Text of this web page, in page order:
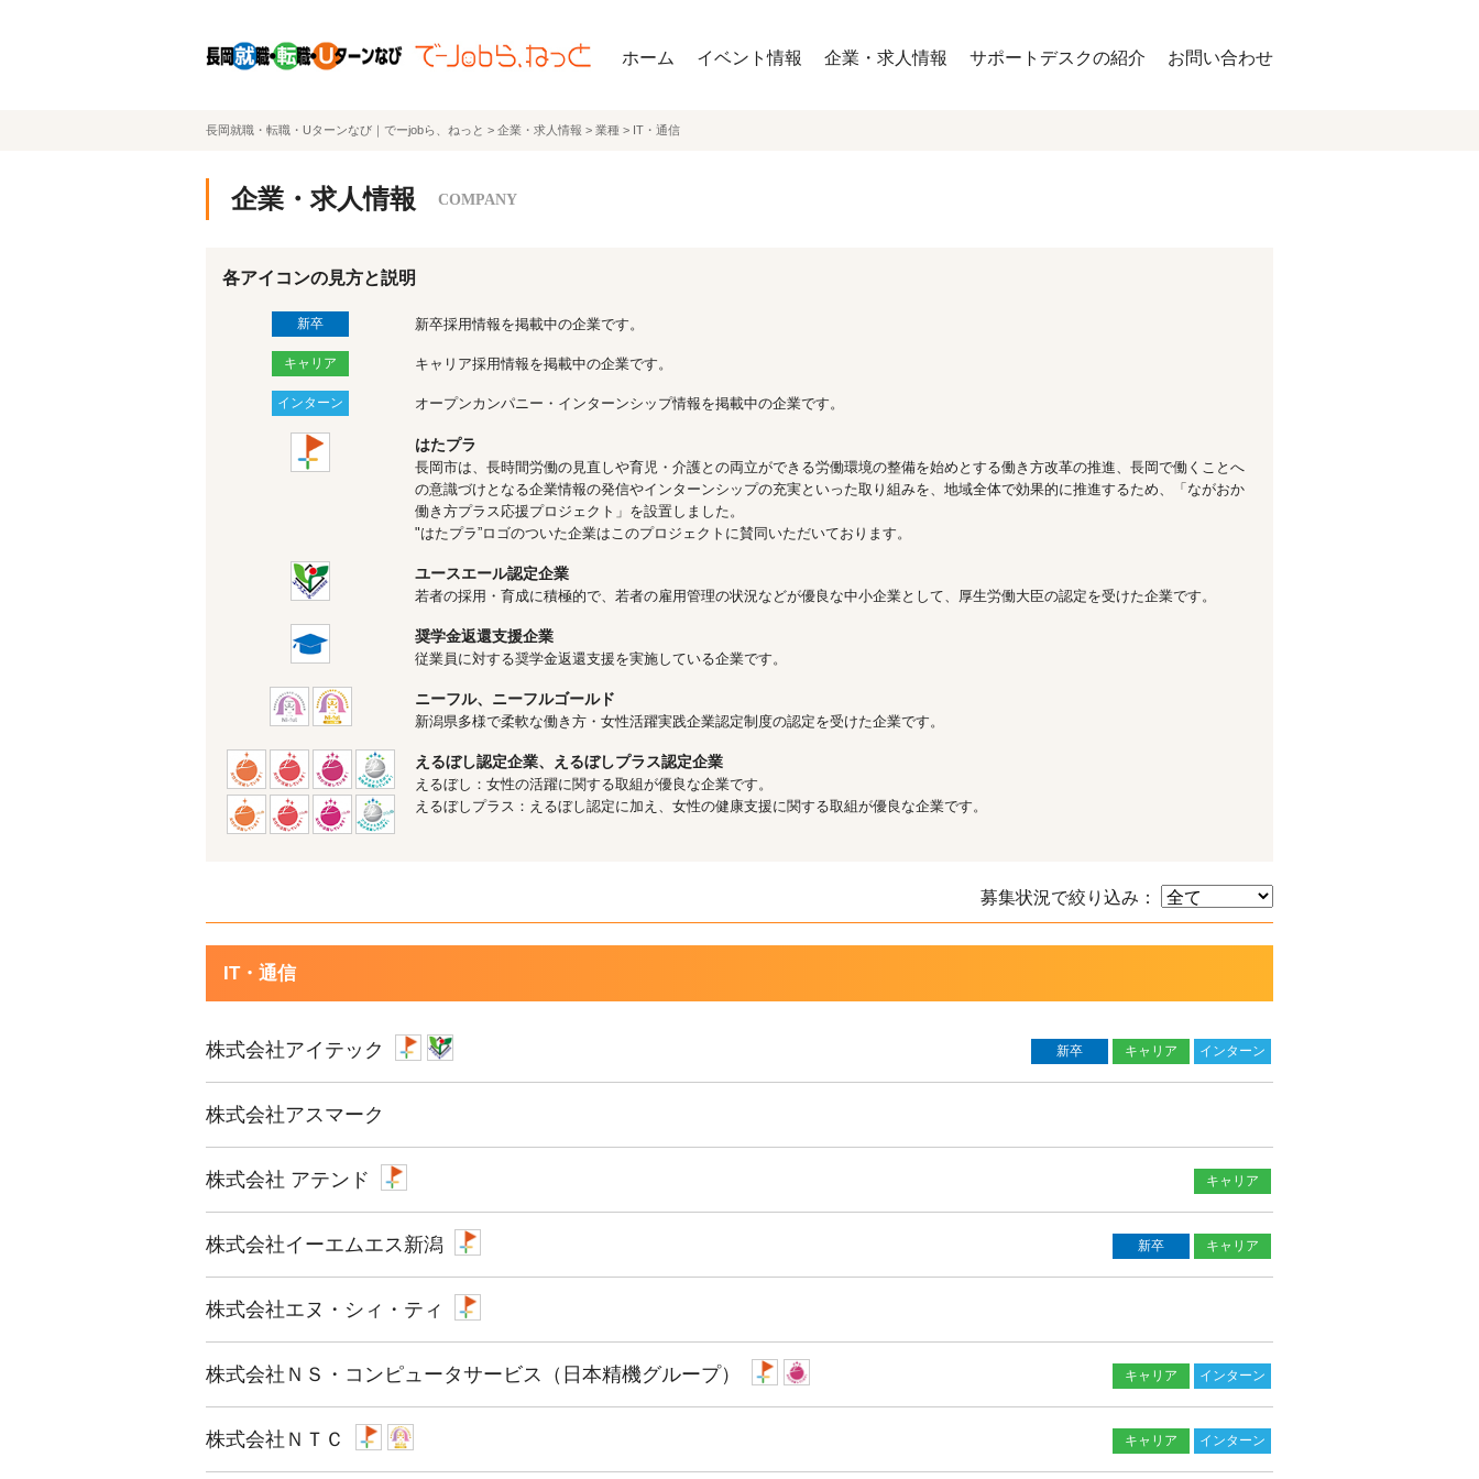
ホーム イベント情報 企業・求人情報 サポートデスクの紹介 お問い合わせ
長岡就職・転職・Uターンなび｜でーjobら、ねっと > 企業・求人情報 > 業種 > IT・通信
企業・求人情報 COMPANY
各アイコンの見方と説明
新卒 新卒採用情報を掲載中の企業です。
キャリア キャリア採用情報を掲載中の企業です。
インターン オープンカンパニー・インターンシップ情報を掲載中の企業です。
はたプラ
長岡市は、長時間労働の見直しや育児・介護との両立ができる労働環境の整備を始めとする働き方改革の推進、長岡で働くことへ
の意識づけとなる企業情報の発信やインターンシップの充実といった取り組みを、地域全体で効果的に推進するため、「ながおか
働き方プラス応援プロジェクト」を設置しました。
"はたプラ”ロゴのついた企業はこのプロジェクトに賛同いただいております。
ユースエール認定企業
若者の採用・育成に積極的で、若者の雇用管理の状況などが優良な中小企業として、厚生労働大臣の認定を受けた企業です。
奨学金返還支援企業
従業員に対する奨学金返還支援を実施している企業です。
ニーフル、ニーフルゴールド
新潟県多様で柔軟な働き方・女性活躍実践企業認定制度の認定を受けた企業です。
えるぼし認定企業、えるぼしプラス認定企業
えるぼし：女性の活躍に関する取組が優良な企業です。
えるぼしプラス：えるぼし認定に加え、女性の健康支援に関する取組が優良な企業です。
募集状況で絞り込み：
IT・通信
株式会社アイテック 新卒 キャリア インターン
株式会社アスマーク
株式会社 アテンド キャリア
株式会社イーエムエス新潟 新卒 キャリア
株式会社エヌ・シィ・ティ
株式会社ＮＳ・コンピュータサービス（日本精機グループ） キャリア インターン
株式会社ＮＴＣ キャリア インターン